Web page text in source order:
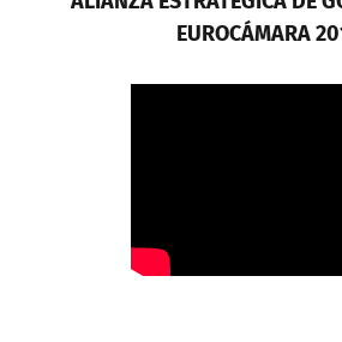
EUROCÁMARA